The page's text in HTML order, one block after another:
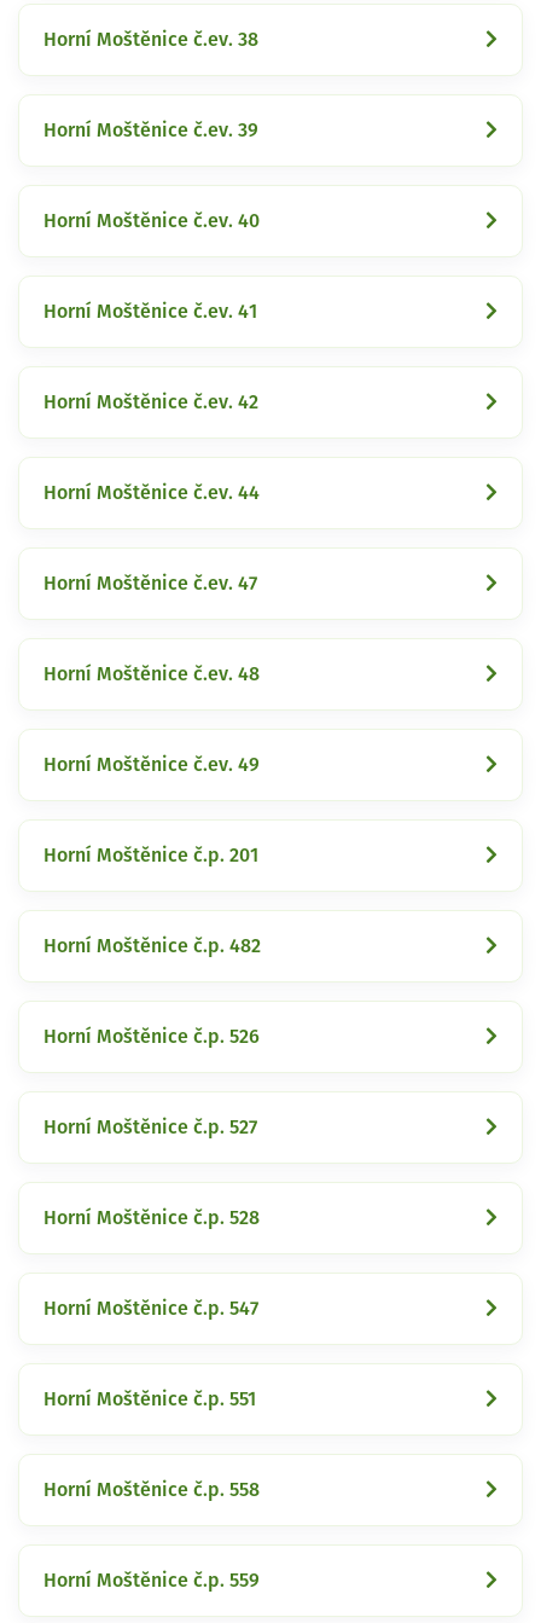
Horní Moštěnice č.ev. 38
Horní Moštěnice č.ev. 39
Horní Moštěnice č.ev. 40
Horní Moštěnice č.ev. 41
Horní Moštěnice č.ev. 42
Horní Moštěnice č.ev. 44
Horní Moštěnice č.ev. 47
Horní Moštěnice č.ev. 48
Horní Moštěnice č.ev. 49
Horní Moštěnice č.p. 201
Horní Moštěnice č.p. 482
Horní Moštěnice č.p. 526
Horní Moštěnice č.p. 527
Horní Moštěnice č.p. 528
Horní Moštěnice č.p. 547
Horní Moštěnice č.p. 551
Horní Moštěnice č.p. 558
Horní Moštěnice č.p. 559